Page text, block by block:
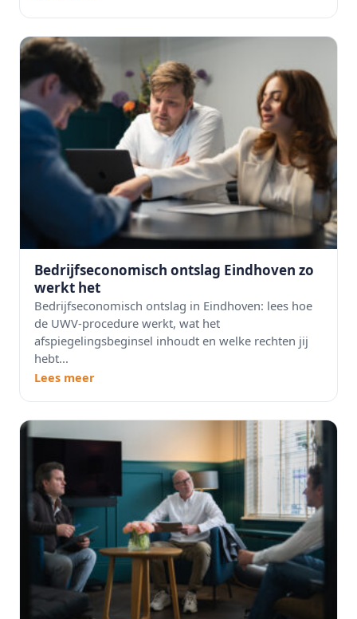
Bedrijfseconomisch ontslag Eindhoven zo
werkt het
Bedrijfseconomisch ontslag in Eindhoven: lees hoe
de UWV-procedure werkt, wat het
afspiegelingsbeginsel inhoudt en welke rechten jij
hebt...
Lees meer